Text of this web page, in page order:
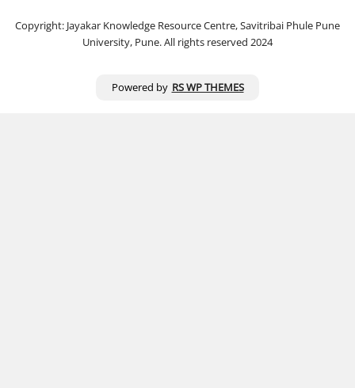
Copyright: Jayakar Knowledge Resource Centre, Savitribai Phule Pune
University, Pune. All rights reserved 2024
Powered by RS WP THEMES